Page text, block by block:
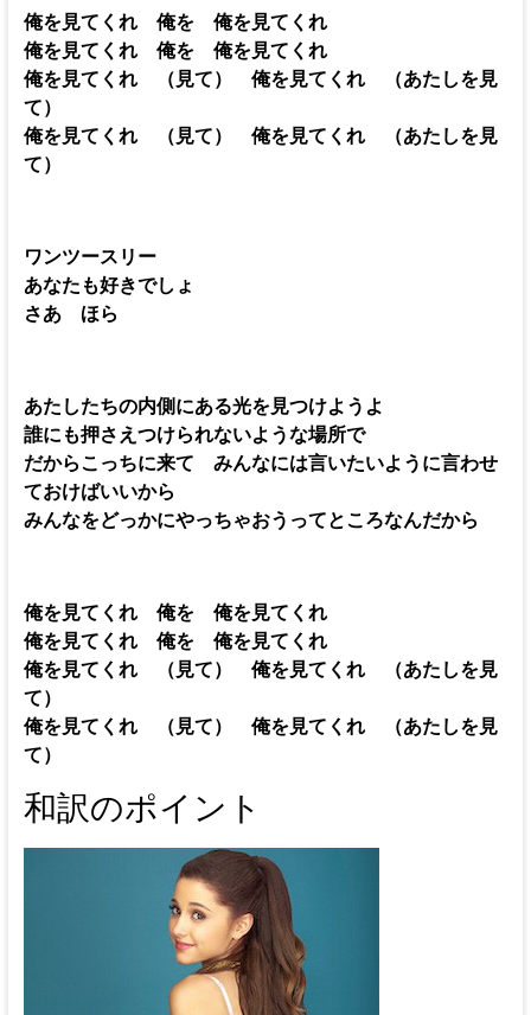
俺を見てくれ 俺を 俺を見てくれ
俺を見てくれ 俺を 俺を見てくれ
俺を見てくれ （見て） 俺を見てくれ （あたしを見
て）
俺を見てくれ （見て） 俺を見てくれ （あたしを見
て）
ワンツースリー
あなたも好きでしょ
さあ ほら
あたしたちの内側にある光を見つけようよ
誰にも押さえつけられないような場所で
だからこっちに来て みんなには言いたいように言わせ
ておけばいいから
みんなをどっかにやっちゃおうってところなんだから
俺を見てくれ 俺を 俺を見てくれ
俺を見てくれ 俺を 俺を見てくれ
俺を見てくれ （見て） 俺を見てくれ （あたしを見
て）
俺を見てくれ （見て） 俺を見てくれ （あたしを見
て）
和訳のポイント